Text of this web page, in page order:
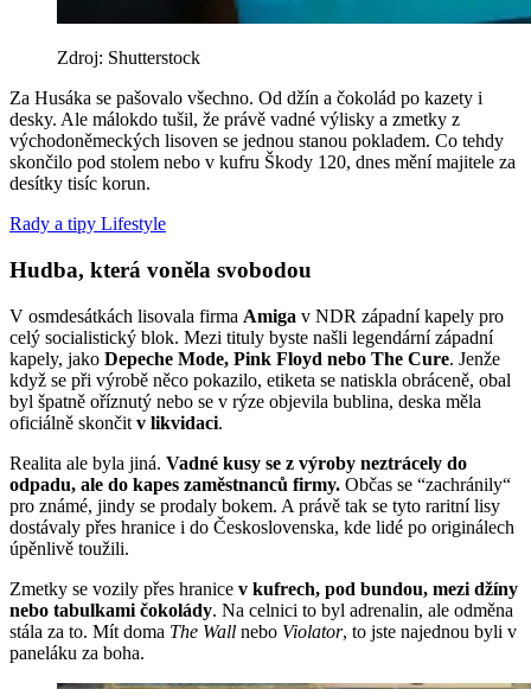
Zdroj: Shutterstock
Za Husáka se pašovalo všechno. Od džín a čokolád po kazety i
desky. Ale málokdo tušil, že právě vadné výlisky a zmetky z
východoněmeckých lisoven se jednou stanou pokladem. Co tehdy
skončilo pod stolem nebo v kufru Škody 120, dnes mění majitele za
desítky tisíc korun.
Rady a tipy Lifestyle
Hudba, která voněla svobodou
V osmdesátkách lisovala firma Amiga v NDR západní kapely pro
celý socialistický blok. Mezi tituly byste našli legendární západní
kapely, jako Depeche Mode, Pink Floyd nebo The Cure. Jenže
když se při výrobě něco pokazilo, etiketa se natiskla obráceně, obal
byl špatně oříznutý nebo se v rýze objevila bublina, deska měla
oficiálně skončit v likvidaci.
Realita ale byla jiná. Vadné kusy se z výroby neztrácely do
odpadu, ale do kapes zaměstnanců firmy. Občas se “zachránily“
pro známé, jindy se prodaly bokem. A právě tak se tyto raritní lisy
dostávaly přes hranice i do Československa, kde lidé po originálech
úpěnlivě toužili.
Zmetky se vozily přes hranice v kufrech, pod bundou, mezi džíny
nebo tabulkami čokolády. Na celnici to byl adrenalin, ale odměna
stála za to. Mít doma The Wall nebo Violator, to jste najednou byli v
paneláku za boha.